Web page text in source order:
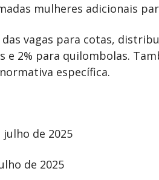
mulheres adicionais
vagas para cotas,
e 2% para quilombolas.
específica.
julho de 2025
de 2025